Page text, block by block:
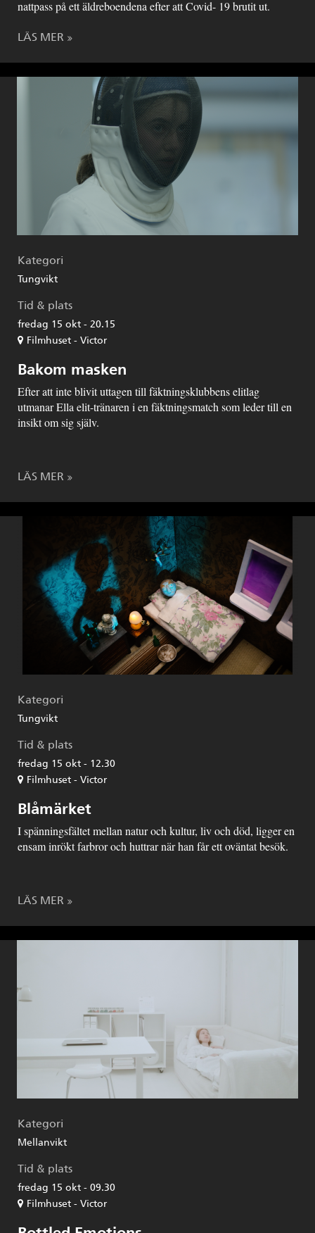
nattpass på ett äldreboendena efter att Covid- 19 brutit ut.
LÄS MER
Kategori
Tungvikt
Tid & plats
fredag 15 okt - 20.15
Filmhuset - Victor
Bakom masken
Efter att inte blivit uttagen till fäktningsklubbens elitlag
utmanar Ella elit-tränaren i en fäktningsmatch som leder till en
insikt om sig själv.
LÄS MER
Kategori
Tungvikt
Tid & plats
fredag 15 okt - 12.30
Filmhuset - Victor
Blåmärket
I spänningsfältet mellan natur och kultur, liv och död, ligger en
ensam inrökt farbror och huttrar när han får ett oväntat besök.
LÄS MER
Kategori
Mellanvikt
Tid & plats
fredag 15 okt - 09.30
Filmhuset - Victor